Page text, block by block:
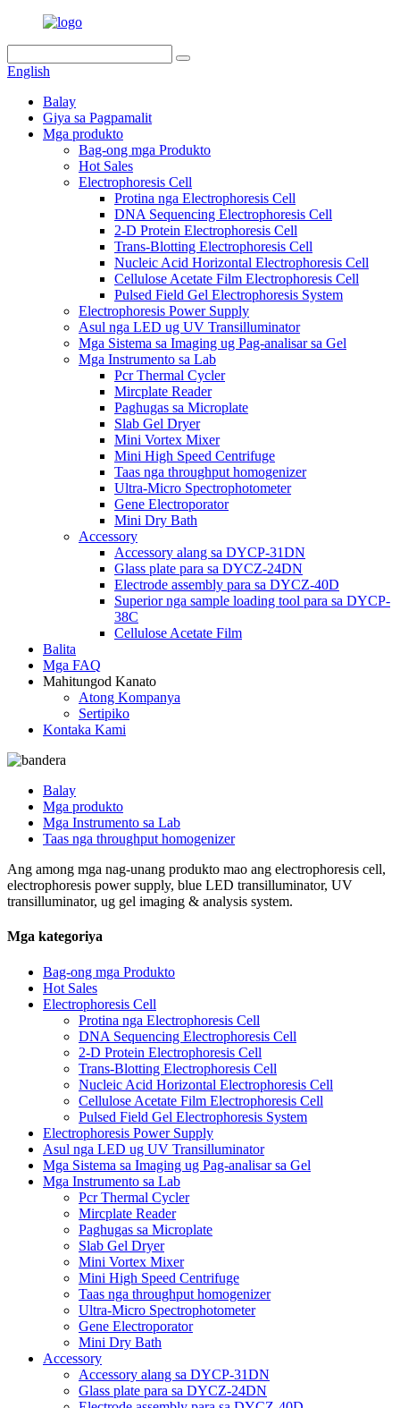
English
Balay
Giya sa Pagpamalit
Mga produkto
Bag-ong mga Produkto
Hot Sales
Electrophoresis Cell
Protina nga Electrophoresis Cell
DNA Sequencing Electrophoresis Cell
2-D Protein Electrophoresis Cell
Trans-Blotting Electrophoresis Cell
Nucleic Acid Horizontal Electrophoresis Cell
Cellulose Acetate Film Electrophoresis Cell
Pulsed Field Gel Electrophoresis System
Electrophoresis Power Supply
Asul nga LED ug UV Transilluminator
Mga Sistema sa Imaging ug Pag-analisar sa Gel
Mga Instrumento sa Lab
Pcr Thermal Cycler
Mircplate Reader
Paghugas sa Microplate
Slab Gel Dryer
Mini Vortex Mixer
Mini High Speed ​​Centrifuge
Taas nga throughput homogenizer
Ultra-Micro Spectrophotometer
Gene Electroporator
Mini Dry Bath
Accessory
Accessory alang sa DYCP-31DN
Glass plate para sa DYCZ-24DN
Electrode assembly para sa DYCZ-40D
Superior nga sample loading tool para sa DYCP-
38C
Cellulose Acetate Film
Balita
Mga FAQ
Mahitungod Kanato
Atong Kompanya
Sertipiko
Kontaka Kami
Balay
Mga produkto
Mga Instrumento sa Lab
Taas nga throughput homogenizer
Ang among mga nag-unang produkto mao ang electrophoresis cell,
electrophoresis power supply, blue LED transilluminator, UV
transilluminator, ug gel imaging & analysis system.
Mga kategoriya
Bag-ong mga Produkto
Hot Sales
Electrophoresis Cell
Protina nga Electrophoresis Cell
DNA Sequencing Electrophoresis Cell
2-D Protein Electrophoresis Cell
Trans-Blotting Electrophoresis Cell
Nucleic Acid Horizontal Electrophoresis Cell
Cellulose Acetate Film Electrophoresis Cell
Pulsed Field Gel Electrophoresis System
Electrophoresis Power Supply
Asul nga LED ug UV Transilluminator
Mga Sistema sa Imaging ug Pag-analisar sa Gel
Mga Instrumento sa Lab
Pcr Thermal Cycler
Mircplate Reader
Paghugas sa Microplate
Slab Gel Dryer
Mini Vortex Mixer
Mini High Speed ​​Centrifuge
Taas nga throughput homogenizer
Ultra-Micro Spectrophotometer
Gene Electroporator
Mini Dry Bath
Accessory
Accessory alang sa DYCP-31DN
Glass plate para sa DYCZ-24DN